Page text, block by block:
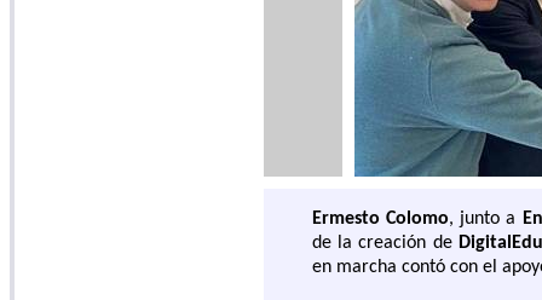
Ermesto Colomo, junto a
de la creación de
en marcha contó con el